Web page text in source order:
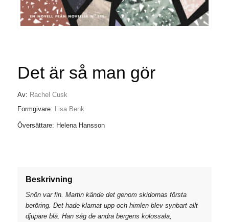
Det är så man gör
Av: Rachel Cusk
Formgivare: Lisa Benk
Översättare: Helena Hansson
Beskrivning
Snön var fin. Martin kände det genom skidornas första
beröring. Det hade klarnat upp och himlen blev synbart allt
djupare blå. Han såg de andra bergens kolossala,